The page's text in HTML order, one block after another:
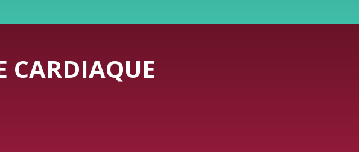
CARDIAQUE